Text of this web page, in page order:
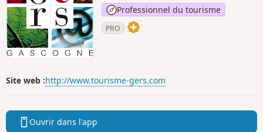
Professionnel du tourisme
PRO
Site web :http://www.tourisme-gers.com
Ouvrir dans l'app